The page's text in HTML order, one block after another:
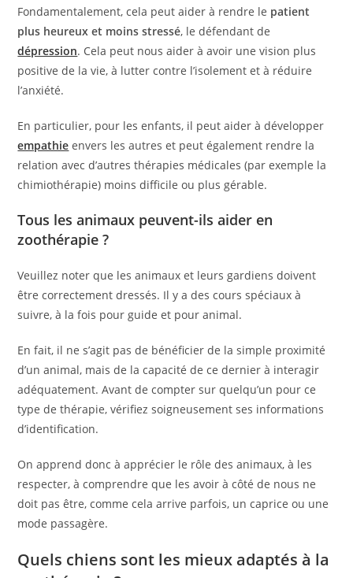
Fondamentalement, cela peut aider à rendre le patient
plus heureux et moins stressé, le défendant de
dépression. Cela peut nous aider à avoir une vision plus
positive de la vie, à lutter contre l’isolement et à réduire
l’anxiété.
En particulier, pour les enfants, il peut aider à développer
empathie envers les autres et peut également rendre la
relation avec d’autres thérapies médicales (par exemple la
chimiothérapie) moins difficile ou plus gérable.
Tous les animaux peuvent-ils aider en
zoothérapie ?
Veuillez noter que les animaux et leurs gardiens doivent
être correctement dressés. Il y a des cours spéciaux à
suivre, à la fois pour guide et pour animal.
En fait, il ne s’agit pas de bénéficier de la simple proximité
d’un animal, mais de la capacité de ce dernier à interagir
adéquatement. Avant de compter sur quelqu’un pour ce
type de thérapie, vérifiez soigneusement ses informations
d’identification.
On apprend donc à apprécier le rôle des animaux, à les
respecter, à comprendre que les avoir à côté de nous ne
doit pas être, comme cela arrive parfois, un caprice ou une
mode passagère.
Quels chiens sont les mieux adaptés à la